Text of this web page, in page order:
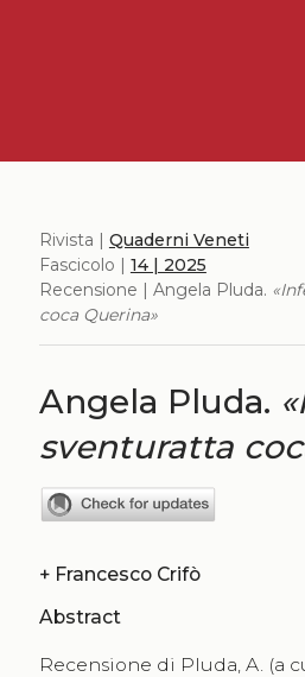
Rivista | Quaderni Veneti
Fascicolo | 14 | 2025
Recensione | Angela Pluda.
coca Querina»
Angela Pluda.
sventuratta
+ Francesco Crifò
Abstract
Recensione di Pluda, A. (a